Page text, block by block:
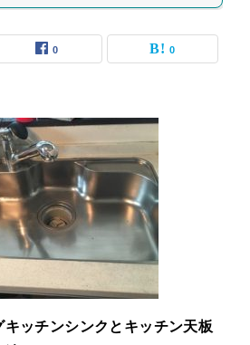
0 0
ッチンシンクとキッチン天板